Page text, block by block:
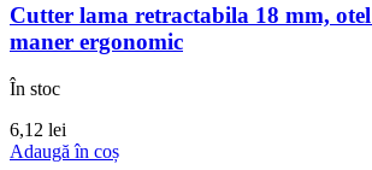
Cutter lama retractabila 18 mm,
maner ergonomic
În stoc
6,12 lei
Adaugă în coș